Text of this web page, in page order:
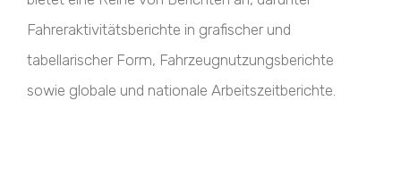
Fahreraktivitätsberichte in grafischer und
tabellarischer Form, Fahrzeugnutzungsberichte
sowie globale und nationale Arbeitszeitberichte.